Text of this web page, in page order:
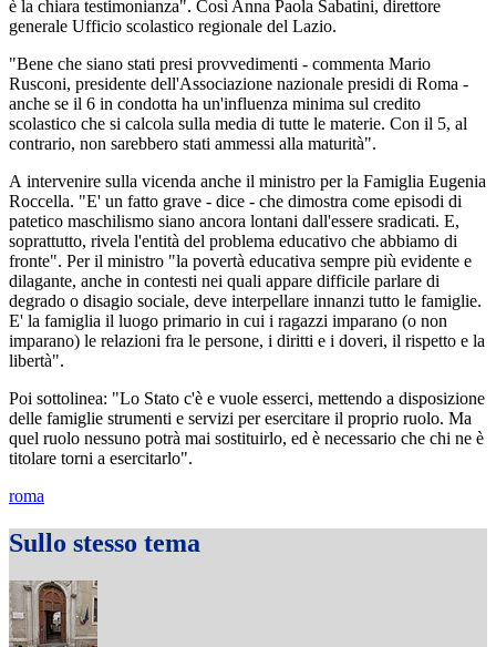
è la chiara testimonianza". Così Anna Paola Sabatini, direttore
generale Ufficio scolastico regionale del Lazio.
"Bene che siano stati presi provvedimenti - commenta Mario
Rusconi, presidente dell'Associazione nazionale presidi di Roma -
anche se il 6 in condotta ha un'influenza minima sul credito
scolastico che si calcola sulla media di tutte le materie. Con il 5, al
contrario, non sarebbero stati ammessi alla maturità".
A intervenire sulla vicenda anche il ministro per la Famiglia Eugenia
Roccella. "E' un fatto grave - dice - che dimostra come episodi di
patetico maschilismo siano ancora lontani dall'essere sradicati. E,
soprattutto, rivela l'entità del problema educativo che abbiamo di
fronte". Per il ministro "la povertà educativa sempre più evidente e
dilagante, anche in contesti nei quali appare difficile parlare di
degrado o disagio sociale, deve interpellare innanzi tutto le famiglie.
E' la famiglia il luogo primario in cui i ragazzi imparano (o non
imparano) le relazioni fra le persone, i diritti e i doveri, il rispetto e la
libertà".
Poi sottolinea: "Lo Stato c'è e vuole esserci, mettendo a disposizione
delle famiglie strumenti e servizi per esercitare il proprio ruolo. Ma
quel ruolo nessuno potrà mai sostituirlo, ed è necessario che chi ne è
titolare torni a esercitarlo".
roma
Sullo stesso tema